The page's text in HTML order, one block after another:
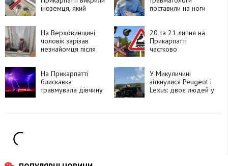
іноземця, який
Telegram і збував їх
покупцям
поставили на ноги
операції
На Верховинщині
чоловік зарізав
незнайомця після
намагався видати
вбивство за
самогубство
20 та 21 липня на
Прикарпатті
частково
залізничні переїзди
На Прикарпатті
блискавка
травмувала дівчину
У Микуличині
зіткнулися Peugeot і
Lexus: двоє людей у